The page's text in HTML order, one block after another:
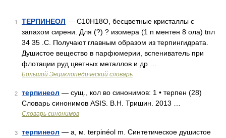
1 ТЕРПИНЕОЛ — С10Н18О, бесцветные кристаллы с
запахом сирени. Для (?) ? изомера (1 n ментен 8 ола) tпл
34 35 .С. Получают главным образом из терпингидрата.
Душистое вещество в парфюмерии, вспениватель при
флотации руд цветных металлов и др …
Большой Энциклопедический словарь
2 терпинеол — сущ., кол во синонимов: 1 • терпен (28)
Словарь синонимов ASIS. В.Н. Тришин. 2013 …
Словарь синонимов
3 терпинеол — а, м. terpinéol m. Синтетическое душистое